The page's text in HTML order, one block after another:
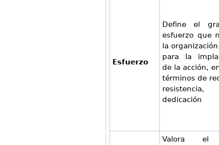
Esfuerzo
Define el
esfuerzo que
la organización
para la
de la acción,
términos de
dedicación
Valora el